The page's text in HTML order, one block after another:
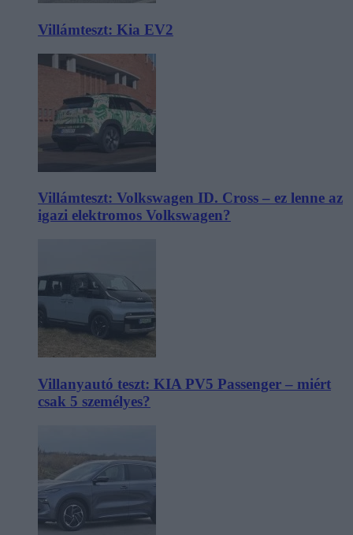
Villámteszt: Kia EV2
Villámteszt: Volkswagen ID. Cross – ez lenne az
igazi elektromos Volkswagen?
Villanyautó teszt: KIA PV5 Passenger – miért
csak 5 személyes?